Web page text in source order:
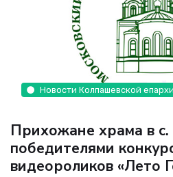
Новости Колпашевской
Прихожане храма в с.
победителями
видеороликов «Лето